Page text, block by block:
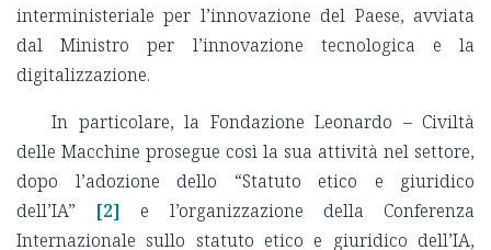
interministeriale per l’innovazione del Paese, avviata
dal Ministro per l’innovazione tecnologica e la
digitalizzazione.
In particolare, la Fondazione Leonardo – Civiltà
delle Macchine prosegue così la sua attività nel settore,
dopo l’adozione dello “Statuto etico e giuridico
dell’IA”
[2] e l’organizzazione della Conferenza
Internazionale sullo statuto etico e giuridico dell’IA,